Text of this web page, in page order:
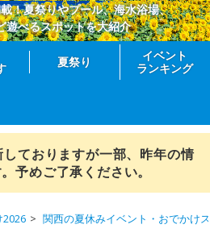
！夏祭りやプール、海水浴場、
遊べるスポットを大紹介
夏祭り
イベント
ランキング
ておりますが一部、昨年の情
予めご了承ください。
2026 関西の夏休みイベント・おでかけ